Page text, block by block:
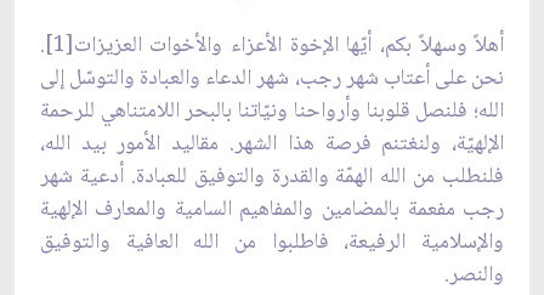
أهلاً وسهلاً بكم، أيّها الإخوة الأعزاء والأخوات العزيزات[1].
نحن على أعتاب شهر رجب، شهر الدعاء والعبادة والتوسّل إلى
الله؛ فلنصل قلوبنا وأرواحنا ونيّاتنا بالبحر اللامتناهي للرحمة
الإلهيّة، ولنغتنم فرصة هذا الشهر. مقاليد الأمور بيد الله،
فلنطلب من الله الهمّة والقدرة والتوفيق للعبادة. أدعية شهر
رجب مفعمة بالمضامين والمفاهيم السامية والمعارف الإلهية
والإسلامية الرفيعة، فاطلبوا من الله العافية والتوفيق
والنصر.